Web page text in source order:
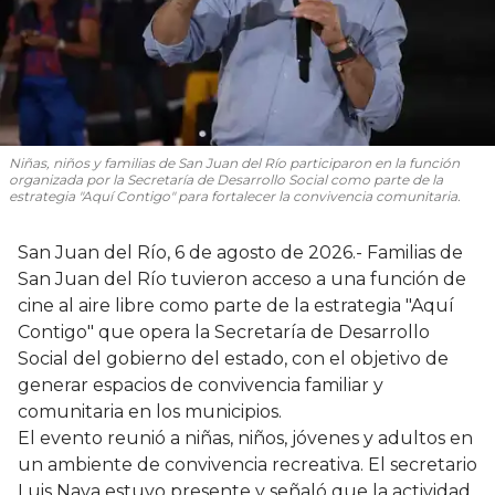
Niñas, niños y familias de San Juan del Río participaron en la función
organizada por la Secretaría de Desarrollo Social como parte de la
estrategia "Aquí Contigo" para fortalecer la convivencia comunitaria.
San Juan del Río, 6 de agosto de 2026.- Familias de
San Juan del Río tuvieron acceso a una función de
cine al aire libre como parte de la estrategia "Aquí
Contigo" que opera la Secretaría de Desarrollo
Social del gobierno del estado, con el objetivo de
generar espacios de convivencia familiar y
comunitaria en los municipios.
El evento reunió a niñas, niños, jóvenes y adultos en
un ambiente de convivencia recreativa. El secretario